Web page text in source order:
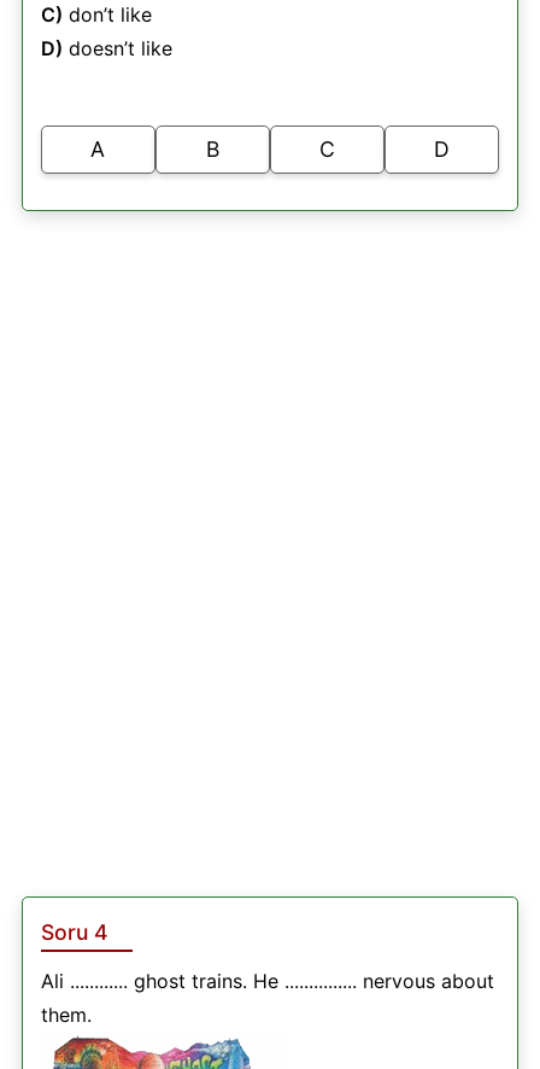
C) don’t like
D) doesn’t like
A B C D
Soru 4
Ali ............ ghost trains. He ............... nervous about
them.